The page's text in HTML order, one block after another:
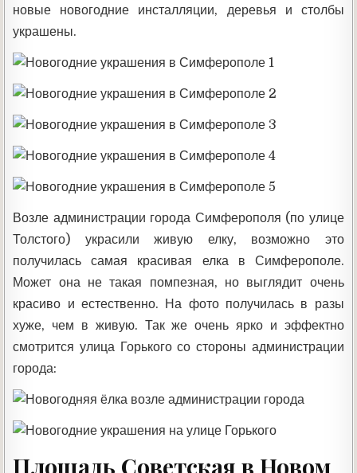
новые новогодние инсталляции, деревья и столбы
украшены.
Возле администрации города Симферополя (по улице
Толстого) украсили живую елку, возможно это
получилась самая красивая елка в Симферополе.
Может она не такая помпезная, но выглядит очень
красиво и естественно. На фото получилась в разы
хуже, чем в живую. Так же очень ярко и эффектно
смотрится улица Горького со стороны администрации
города:
Площадь Советская в Новом